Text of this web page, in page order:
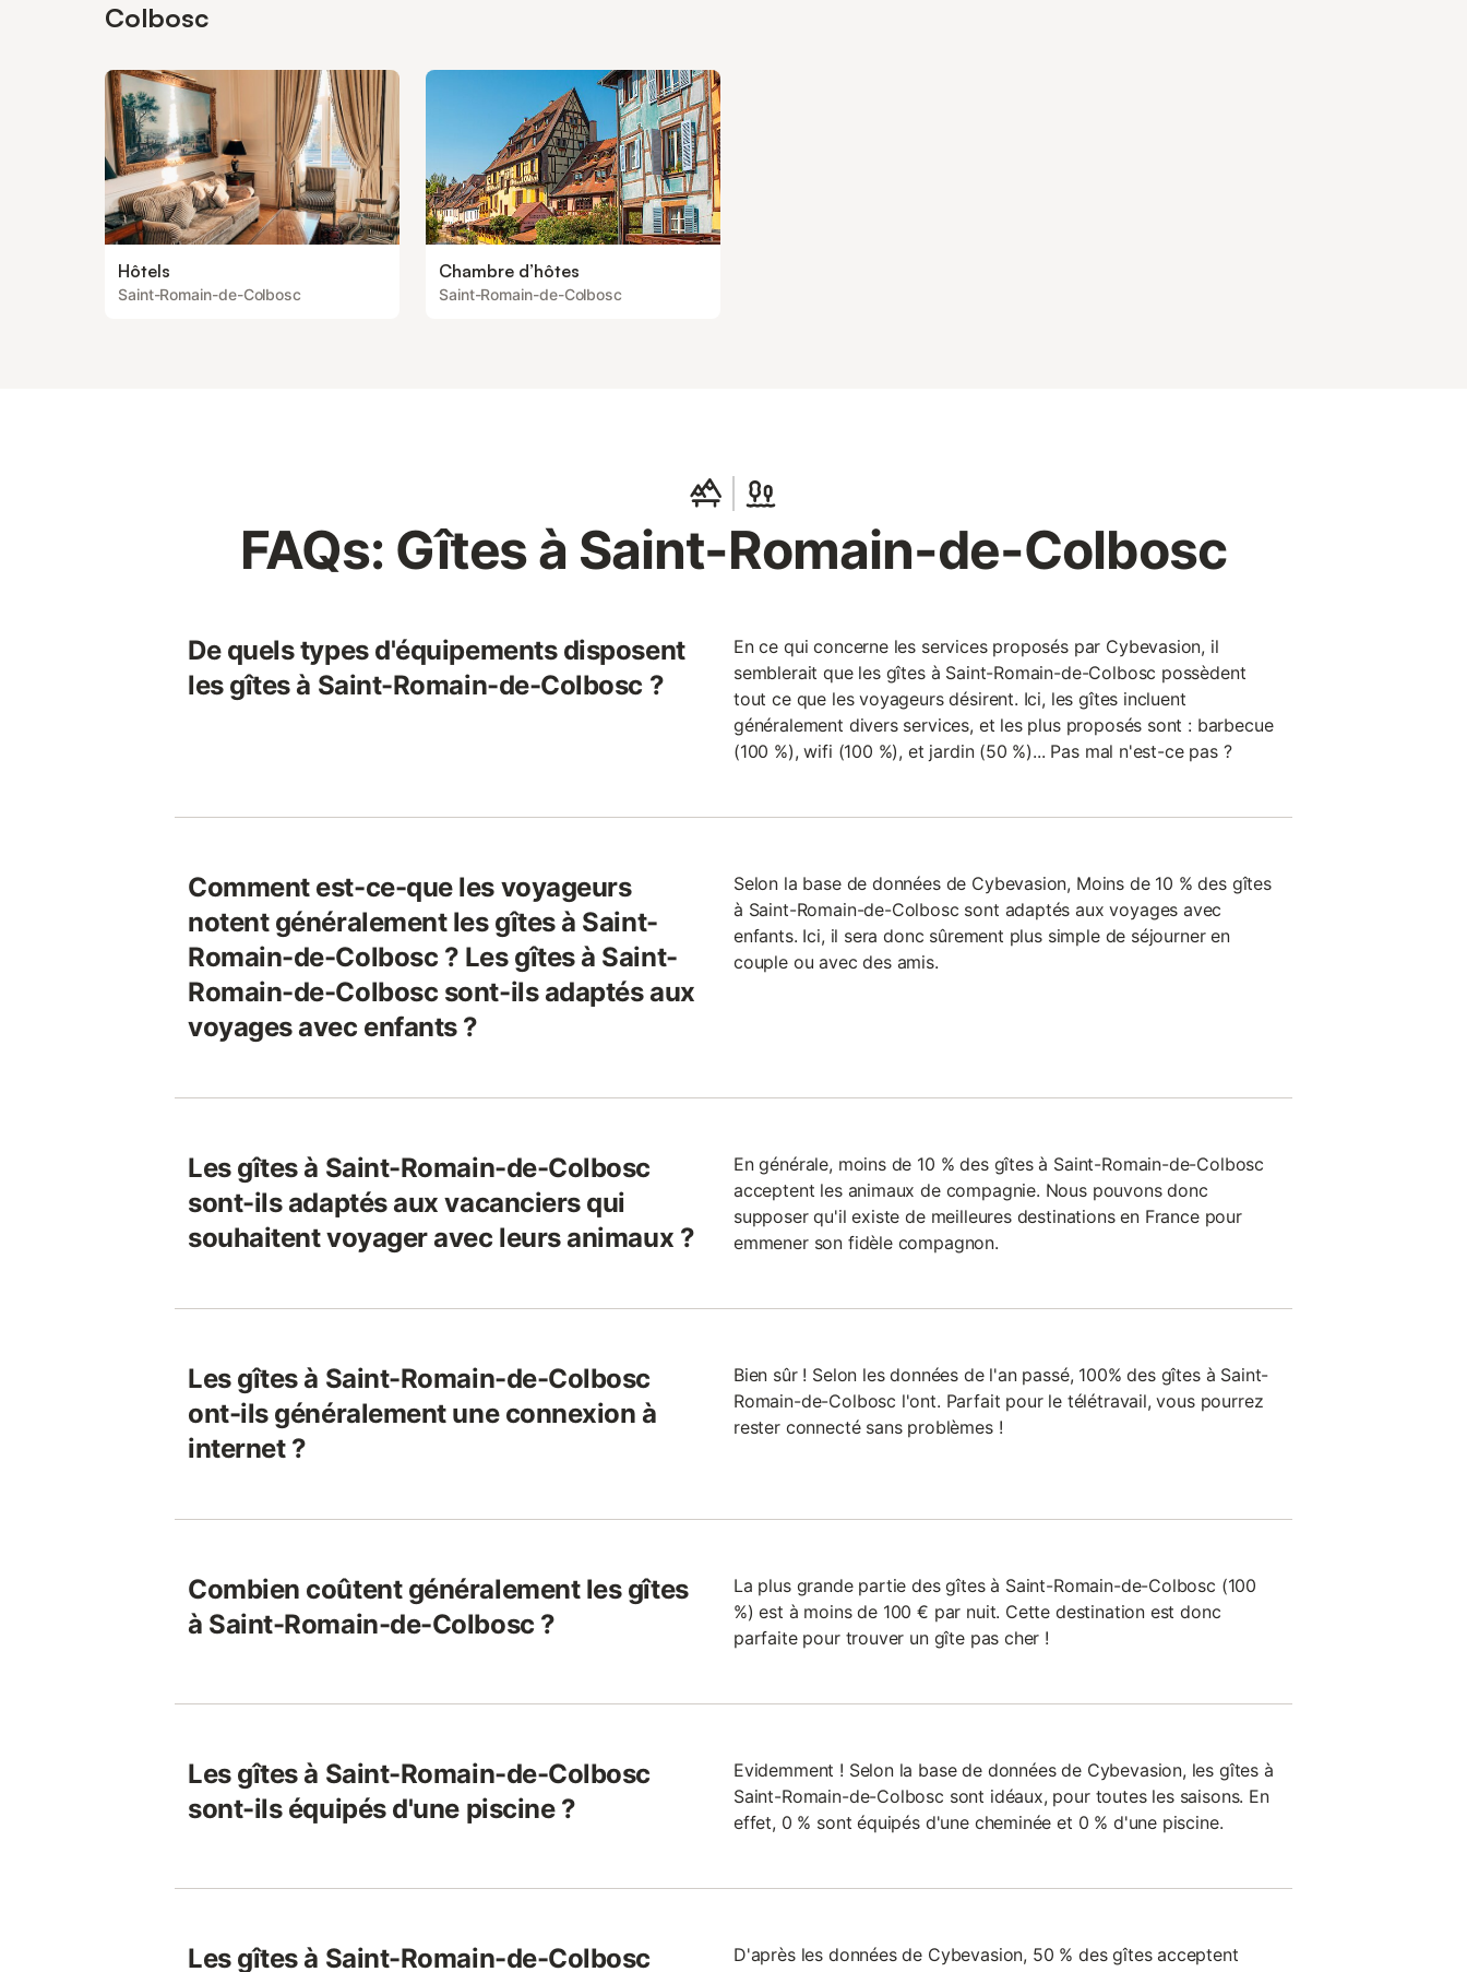
Colbosc
Hôtels
Saint-Romain-de-Colbosc
Chambre d’hôtes
Saint-Romain-de-Colbosc
FAQs: Gîtes à Saint-Romain-de-Colbosc
De quels types d'équipements disposent
les gîtes à Saint-Romain-de-Colbosc ?
En ce qui concerne les services proposés par Cybevasion, il
semblerait que les gîtes à Saint-Romain-de-Colbosc possèdent
tout ce que les voyageurs désirent. Ici, les gîtes incluent
généralement divers services, et les plus proposés sont : barbecue
(100 %), wifi (100 %), et jardin (50 %)... Pas mal n'est-ce pas ?
Comment est-ce-que les voyageurs
notent généralement les gîtes à Saint-
Romain-de-Colbosc ? Les gîtes à Saint-
Romain-de-Colbosc sont-ils adaptés aux
voyages avec enfants ?
Selon la base de données de Cybevasion, Moins de 10 % des gîtes
à Saint-Romain-de-Colbosc sont adaptés aux voyages avec
enfants. Ici, il sera donc sûrement plus simple de séjourner en
couple ou avec des amis.
Les gîtes à Saint-Romain-de-Colbosc
sont-ils adaptés aux vacanciers qui
souhaitent voyager avec leurs animaux ?
En générale, moins de 10 % des gîtes à Saint-Romain-de-Colbosc
acceptent les animaux de compagnie. Nous pouvons donc
supposer qu'il existe de meilleures destinations en France pour
emmener son fidèle compagnon.
Les gîtes à Saint-Romain-de-Colbosc
ont-ils généralement une connexion à
internet ?
Bien sûr ! Selon les données de l'an passé, 100% des gîtes à Saint-
Romain-de-Colbosc l'ont. Parfait pour le télétravail, vous pourrez
rester connecté sans problèmes !
Combien coûtent généralement les gîtes
à Saint-Romain-de-Colbosc ?
La plus grande partie des gîtes à Saint-Romain-de-Colbosc (100
%) est à moins de 100 € par nuit. Cette destination est donc
parfaite pour trouver un gîte pas cher !
Les gîtes à Saint-Romain-de-Colbosc
sont-ils équipés d'une piscine ?
Evidemment ! Selon la base de données de Cybevasion, les gîtes à
Saint-Romain-de-Colbosc sont idéaux, pour toutes les saisons. En
effet, 0 % sont équipés d'une cheminée et 0 % d'une piscine.
Les gîtes à Saint-Romain-de-Colbosc
D'après les données de Cybevasion, 50 % des gîtes acceptent